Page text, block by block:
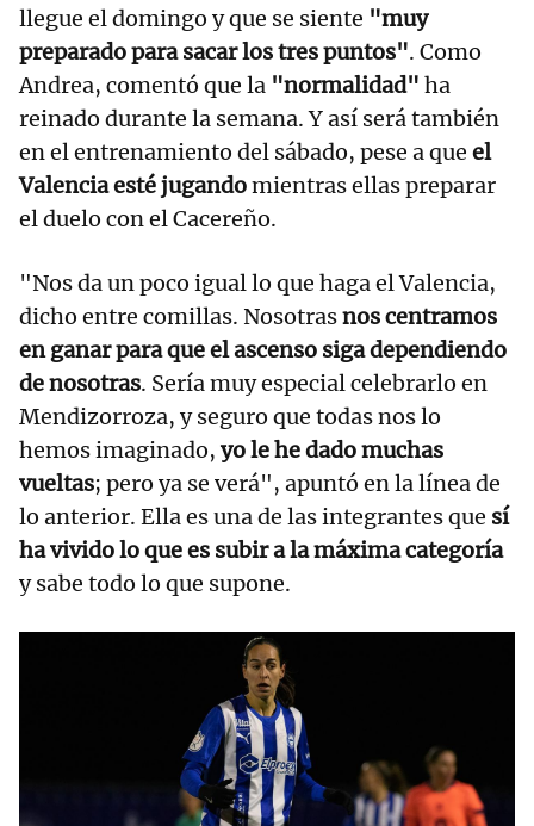
llegue el domingo y que se siente "muy
preparado para sacar los tres puntos". Como
Andrea, comentó que la "normalidad" ha
reinado durante la semana. Y así será también
en el entrenamiento del sábado, pese a que el
Valencia esté jugandomientras ellas preparar
el duelo con el Cacereño.
"Nos da un poco igual lo que haga el Valencia,
dicho entre comillas. Nosotrasnos centramos
en ganar para que el ascenso siga dependiendo
de nosotras. Sería muy especial celebrarlo en
Mendizorroza, y seguro que todas nos lo
hemos imaginado, yo le he dado muchas
vueltas; pero ya se verá", apuntó en la línea de
lo anterior. Ella es una de las integrantes que sí
ha vivido lo que es subir a la máxima categoría
y sabe todo lo que supone.